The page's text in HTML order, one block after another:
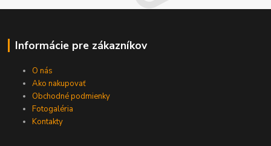
Informácie pre zákazníkov
O nás
Ako nakupovať
Obchodné podmienky
Fotogaléria
Kontakty